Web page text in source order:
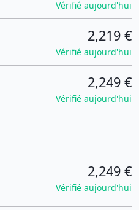
Vérifié aujourd'hui
2,219 €
Vérifié aujourd'hui
2,249 €
Vérifié aujourd'hui
2,249 €
Vérifié aujourd'hui